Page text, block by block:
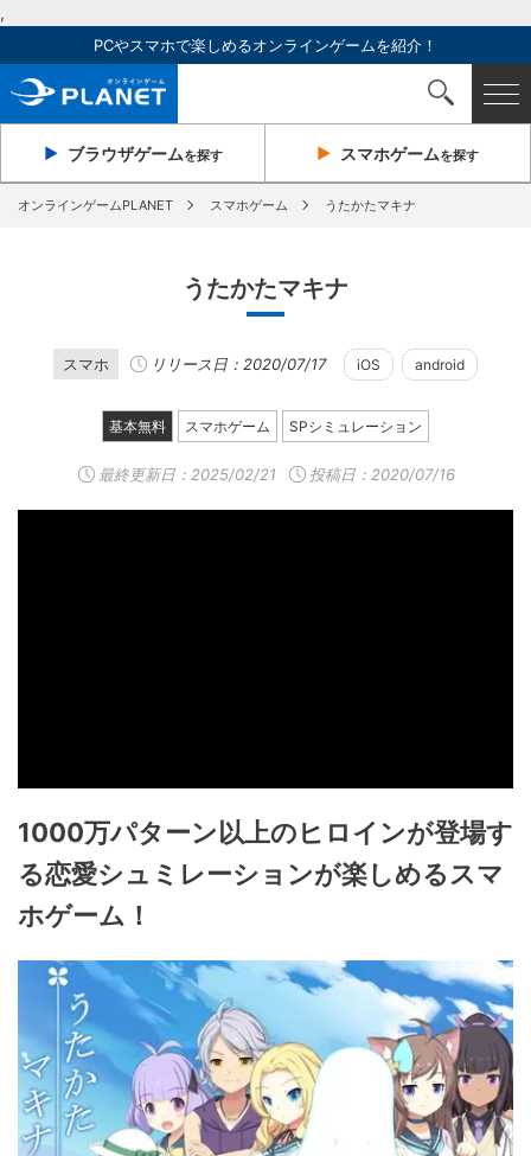
,
PCやスマホで楽しめるオンラインゲームを紹介！
ブラウザゲームを探す スマホゲームを探す
オンラインゲームPLANET スマホゲーム うたかたマキナ
うたかたマキナ
スマホ リリース日：2020/07/17 iOS android
基本無料 スマホゲーム SPシミュレーション
最終更新日： 2025/02/21 投稿日：2020/07/16
1000万パターン以上のヒロインが登場す
る恋愛シュミレーションが楽しめるスマ
ホゲーム！